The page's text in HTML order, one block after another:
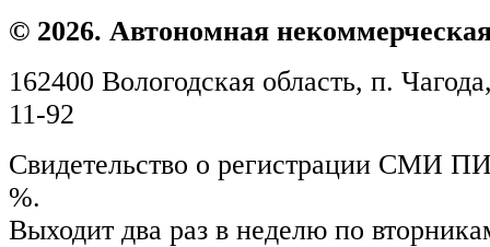
© 2026. Автономная
162400 Вологодская область, п.
11-92
Свидетельство о регистрации СМИ
%.
Выходит два раз в неделю по